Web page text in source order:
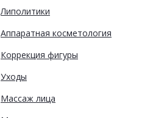
Липолитики
Аппаратная косметология
Коррекция фигуры
Уходы
Массаж лица